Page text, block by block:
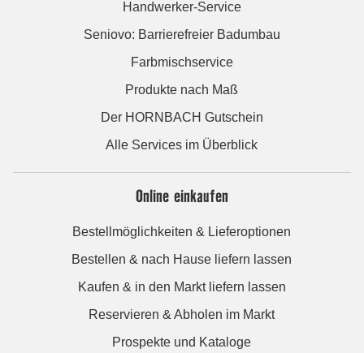
Handwerker-Service
Seniovo: Barrierefreier Badumbau
Farbmischservice
Produkte nach Maß
Der HORNBACH Gutschein
Alle Services im Überblick
Online einkaufen
Bestellmöglichkeiten & Lieferoptionen
Bestellen & nach Hause liefern lassen
Kaufen & in den Markt liefern lassen
Reservieren & Abholen im Markt
Prospekte und Kataloge